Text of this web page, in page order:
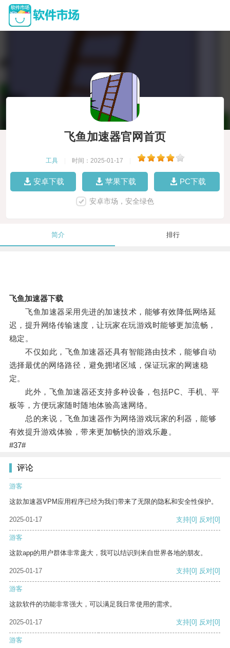
飞鱼加速器官网首页
工具 时间：2025-01-17
安卓下载 苹果下载 PC下载
安卓市场，安全绿色
简介 排行
飞鱼加速器下载
飞鱼加速器采用先进的加速技术，能够有效降低网络延
迟，提升网络传输速度，让玩家在玩游戏时能够更加流畅，
稳定。
不仅如此，飞鱼加速器还具有智能路由技术，能够自动
选择最优的网络路径，避免拥堵区域，保证玩家的网速稳
定。
此外，飞鱼加速器还支持多种设备，包括PC、手机、平
板等，方便玩家随时随地体验高速网络。
总的来说，飞鱼加速器作为网络游戏玩家的利器，能够
有效提升游戏体验，带来更加畅快的游戏乐趣。
#37#
评论
游客
这款加速器VPM应用程序已经为我们带来了无限的隐私和安全性保护。
2025-01-17 支持[0] 反对[0]
游客
这款app的用户群体非常庞大，我可以结识到来自世界各地的朋友。
2025-01-17 支持[0] 反对[0]
游客
这款软件的功能非常强大，可以满足我日常使用的需求。
2025-01-17 支持[0] 反对[0]
游客